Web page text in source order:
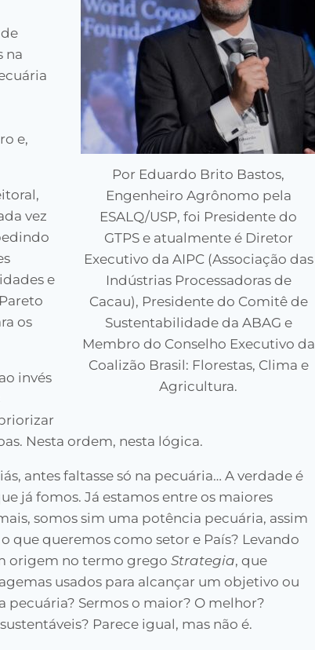
Por Eduardo Brito Bastos,
Engenheiro Agrônomo pela
ESALQ/USP, foi Presidente do
GTPS e atualmente é Diretor
Executivo da AIPC (Associação das
Indústrias Processadoras de
Cacau), Presidente do Comitê de
Sustentabilidade da ABAG e
Membro do Conselho Executivo da
Coalizão Brasil: Florestas, Clima e
Agricultura.
na
e,
vez
e
os
invés
Nesta ordem, nesta lógica.
antes faltasse só na pecuária… A verdade é
já fomos. Já estamos entre os maiores
somos sim uma potência pecuária, assim
que queremos como setor e País? Levando
origem no termo grego Strategia, que
usados para alcançar um objetivo ou
pecuária? Sermos o maior? O melhor?
Parece igual, mas não é.